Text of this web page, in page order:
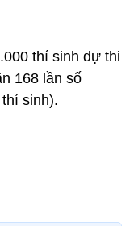
thí sinh dự thi
168 lần số
sinh).